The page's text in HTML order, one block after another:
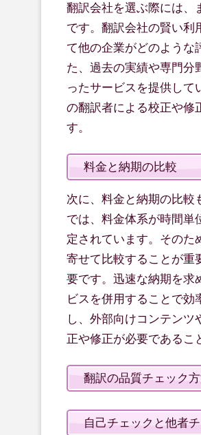
翻訳会社を選ぶ際には、
です。翻訳会社の賢い利
て他の企業がどのような
た、過去の実績や専門分
ったサービスを提供して
の翻訳者による校正や修
す。
料金と納期の比較
次に、料金と納期の比較
では、料金体系が時間単
定されています。そのた
寄せて比較することが重
要です。迅速な納期を求
ビスを併用することで
し、外部向けコンテン
正や修正が必要であるこ
翻訳の品質チェック
自己チェックと他者